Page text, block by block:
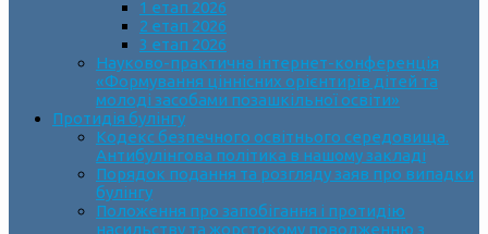
1 етап 2026
2 етап 2026
3 етап 2026
Науково-практична інтернет-конференція
«Формування ціннісних орієнтирів дітей та
молоді засобами позашкільної освіти»
Протидія булінгу
Кодекс безпечного освітнього середовища.
Антибулінгова політика в нашому закладі
Порядок подання та розгляду заяв про випадки
булінгу
Положення про запобігання і протидію
насильству та жорстокому поводженню з